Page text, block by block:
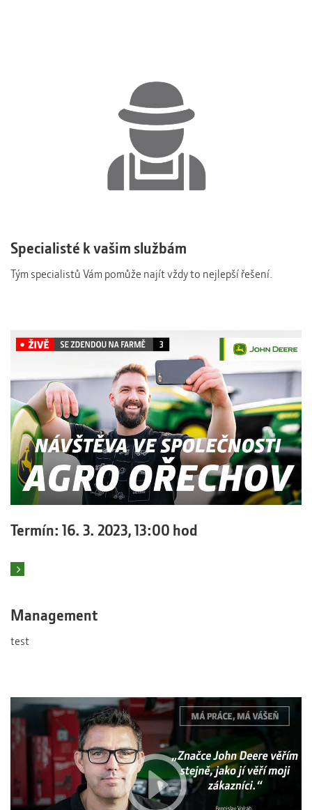
Specialisté k vašim službám
Tým specialistů Vám pomůže najít vždy to nejlepší řešení.
Termín: 16. 3. 2023, 13:00 hod
Management
test